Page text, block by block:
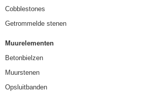
Cobblestones
Getrommelde stenen
Muurelementen
Betonbielzen
Muurstenen
Opsluitbanden